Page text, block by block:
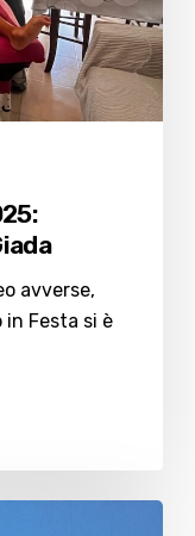
avverse,
Festa si è